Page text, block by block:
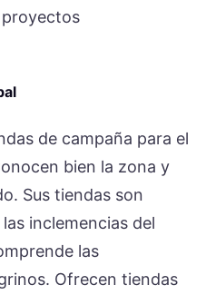
de campaña para el
bien la zona y
Sus tiendas son
inclemencias del
las
Ofrecen tiendas